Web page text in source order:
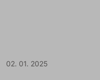
02. 01. 2025